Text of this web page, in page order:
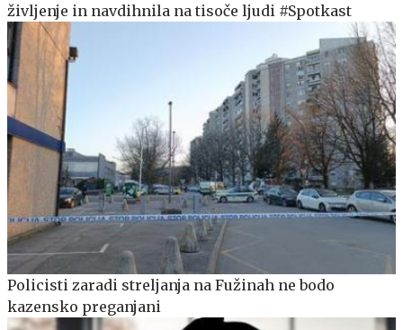
življenje in navdihnila na tisoče ljudi #Spotkast
Policisti zaradi streljanja na Fužinah ne bodo
kazensko preganjani